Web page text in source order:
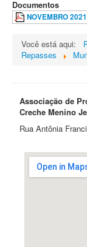
Documentos
NOVEMBRO
Você está aqui:
Repasses
Associação de
Creche Menino
Rua Antônia